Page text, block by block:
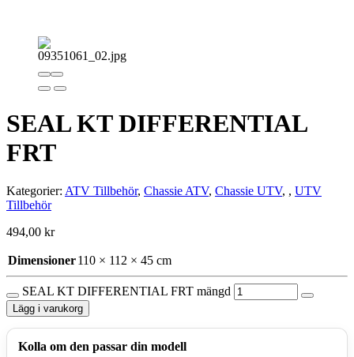
SEAL KT DIFFERENTIAL
FRT
Kategorier: ATV Tillbehör, Chassie ATV, Chassie UTV, , UTV
Tillbehör
494,00 kr
Dimensioner110 × 112 × 45 cm
SEAL KT DIFFERENTIAL FRT mängd
Lägg i varukorg
Kolla om den passar din modell